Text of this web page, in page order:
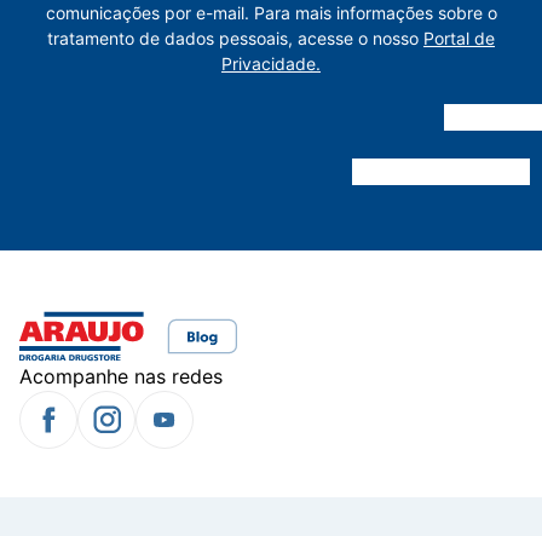
comunicações por e-mail. Para mais informações sobre o
tratamento de dados pessoais, acesse o nosso Portal de
Privacidade.
Acompanhe nas redes